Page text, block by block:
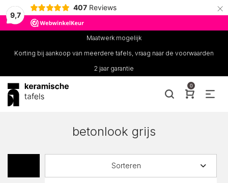
9,7
407 Reviews ×
Maatwerk mogelijk
Korting bij aankoop van meerdere tafels, vraag naar de voorwaarden
2 jaar garantie
0
betonlook grijs
Sorteren